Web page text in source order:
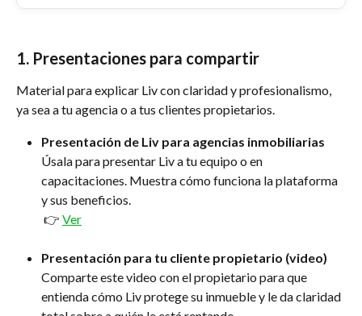
1. Presentaciones para compartir
Material para explicar Liv con claridad y profesionalismo,
ya sea a tu agencia o a tus clientes propietarios.
Presentación de Liv para agencias inmobiliarias
Úsala para presentar Liv a tu equipo o en
capacitaciones. Muestra cómo funciona la plataforma
y sus beneficios.
👉 Ver
Presentación para tu cliente propietario (video)
Comparte este video con el propietario para que
entienda cómo Liv protege su inmueble y le da claridad